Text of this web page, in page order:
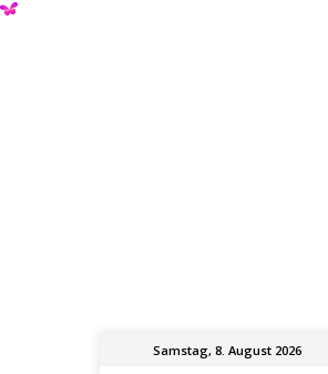
Samstag, 8. August 2026